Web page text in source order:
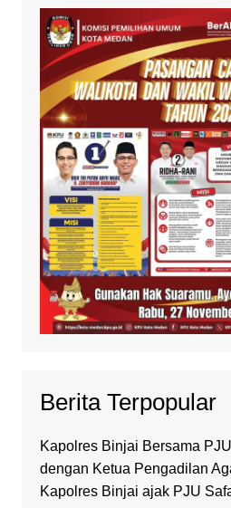
Berita Terpopular
Kapolres Binjai Bersama
dengan Ketua Pengadilan
Kapolres Binjai ajak PJU